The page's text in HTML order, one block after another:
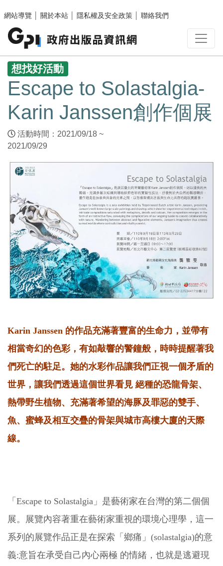
網站導覽
關於本站 隱私權及安全政策 聯絡我們
:::
想找好活動
Escape to Solastalgia-
Karin Janssen創作個展
活動時間：2021/09/18 ~
2021/09/29
Karin Janssen 的作品充滿著豐富的生命力，並帶有
相當奇幻的色彩，有如敲響的警鐘般，時時提醒著我
們死亡的駐足。她的水彩作品讓我們正視一個矛盾的
世界，讓我們透過這個世界看見 絕種的恐龍骨架、
熱帶野生植物、充滿著希望的海豚及罪惡的雙手、
魚、蜜蜂及相互交疊的骨架與城市高樓大廈的天際
線。
「Escape to Solastalgia」是藝術家在台灣的第二個個
展。展覽內容著重在藝術家重視的環境心理學，這一
系列的展覽作品正是在探索「鄉痛」(solastalgia)的意
義:意旨在承受自己內心兩極 的情緒，也就是逃避現